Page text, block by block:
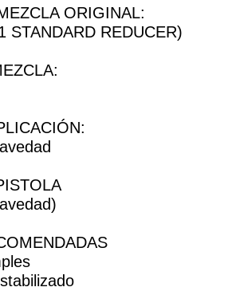
ORIGINAL:
STANDARD REDUCER)